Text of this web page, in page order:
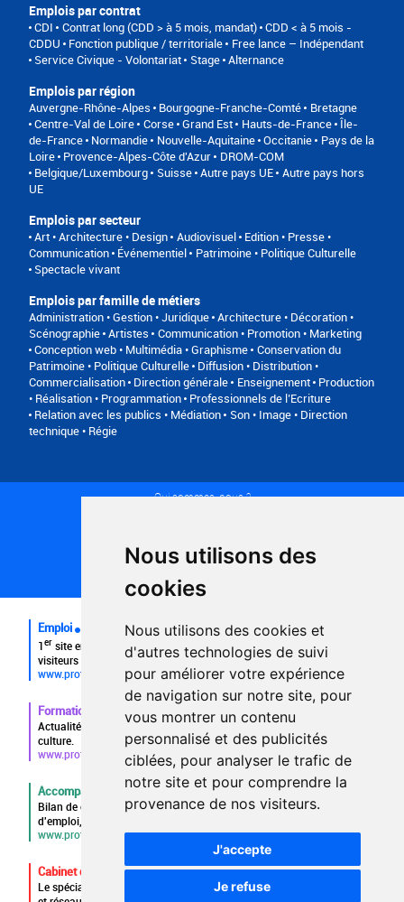
Nous utilisons des
cookies
Nous utilisons des cookies et
d'autres technologies de suivi
pour améliorer votre expérience
de navigation sur notre site, pour
vous montrer un contenu
personnalisé et des publicités
ciblées, pour analyser le trafic de
notre site et pour comprendre la
provenance de nos visiteurs.
J'accepte
Je refuse
Emplois par contrat
CDI Contrat long (CDD > à 5 mois, mandat) CDD < à 5 mois -
CDDU
Fonction publique / territoriale
Free lance – Indépendant
Service Civique - Volontariat
Stage Alternance
Emplois par région
Auvergne-Rhône-Alpes Bourgogne-Franche-Comté
Bretagne
Centre-Val de Loire Corse Grand Est Hauts-de-France Île-
de-France Normandie Nouvelle-Aquitaine Occitanie
Pays de la
Loire Provence-Alpes-Côte d'Azur
DROM-COM
Belgique/Luxembourg
Suisse Autre pays UE Autre pays hors
UE
Emplois par secteur
Art • Architecture • Design Audiovisuel Edition • Presse •
Communication Événementiel
Patrimoine • Politique Culturelle
Spectacle vivant
Emplois par famille de métiers
Administration • Gestion • Juridique Architecture • Décoration •
Scénographie Artistes
Communication • Promotion • Marketing
Conception web • Multimédia • Graphisme Conservation du
Patrimoine • Politique Culturelle Diffusion • Distribution •
Commercialisation Direction générale Enseignement Production
• Réalisation • Programmation Professionnels de l’Ecriture
Relation avec les publics • Médiation
Son • Image • Direction
technique • Régie
Qui sommes-nous ?
Plan du site
FAQ recruteurs
FAQ
Emploi
1er site emploi du secteur culturel 784.000 visites et 230.000
visiteurs uniques par mois.
www.profilculture.com
Formation
Actualités, guide et annuaire des formations aux métiers de la
culture.
www.profilculture-formation.com
Accompagnement professionnel
Bilan de compétences, coaching, techniques de recherche
d'emploi, entretien conseil.
www.profilculture-competences.com
Cabinet de recrutement
Le spécialiste du secteur culturel, une cvthèque de 86.000 CV